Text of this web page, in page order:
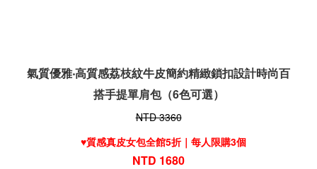
氣質優雅‧高質感荔枝紋牛皮簡約精緻鎖扣設計時尚百
搭手提單肩包（6色可選）
NTD 3360
♥️質感真皮女包全館5折｜每人限購3個
NTD 1680